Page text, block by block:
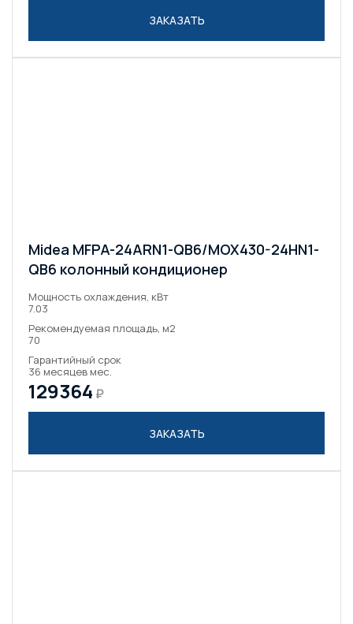
Midea MFPA-24ARN1-QB6/MOX430-24HN1-
QB6 колонный кондиционер
Мощность охлаждения, кВт
7.03
Рекомендуемая площадь, м2
70
Гарантийный срок
36 месяцев мес.
129364 ₽
ЗАКАЗАТЬ
ЗАКАЗАТЬ